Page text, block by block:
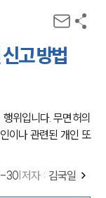
고 방법
위입니다. 무면허의
이나 관련된 개인 또
30 저자 : 김국일